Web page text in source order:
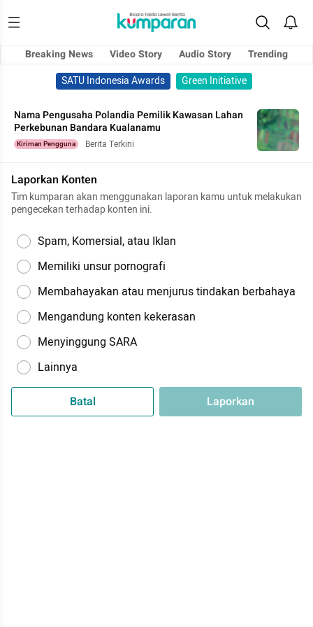
Breaking News Video Story Audio Story
Trending
SATU Indonesia Awards
Green Initiative
Nama Pengusaha Polandia Pemilik Kawasan Lahan
Perkebunan Bandara Kualanamu
Kiriman Pengguna Berita Terkini
Laporkan Konten
Tim kumparan akan menggunakan laporan kamu untuk melakukan
pengecekan terhadap konten ini.
Spam, Komersial, atau Iklan
Memiliki unsur pornografi
Membahayakan atau menjurus tindakan berbahaya
Mengandung konten kekerasan
Menyinggung SARA
Lainnya
Batal Laporkan